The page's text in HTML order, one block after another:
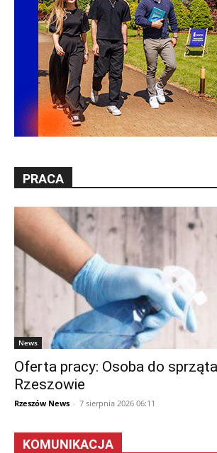
PRACA
News
Oferta pracy: Osoba do
Rzeszowie
Rzeszów News - 7 sierpnia 2026 06:11
KOMUNIKACJA